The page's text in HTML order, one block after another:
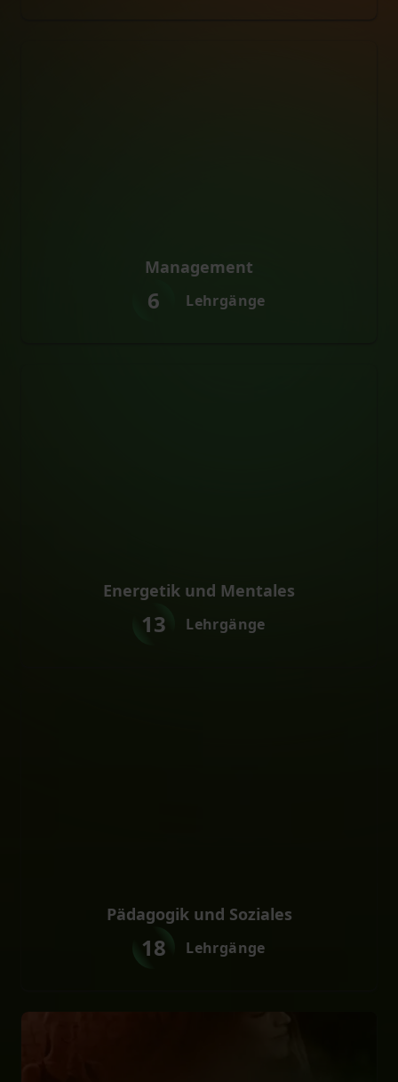
Management
6 Lehrgänge
Energetik und Mentales
13 Lehrgänge
Pädagogik und Soziales
18 Lehrgänge